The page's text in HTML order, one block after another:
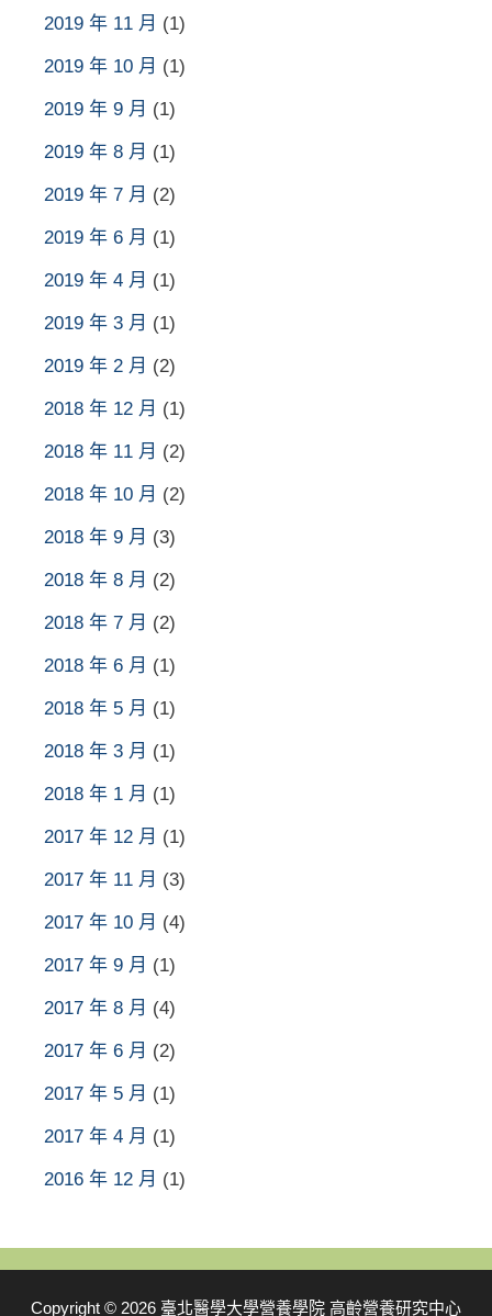
2019 年 11 月 (1)
2019 年 10 月 (1)
2019 年 9 月 (1)
2019 年 8 月 (1)
2019 年 7 月 (2)
2019 年 6 月 (1)
2019 年 4 月 (1)
2019 年 3 月 (1)
2019 年 2 月 (2)
2018 年 12 月 (1)
2018 年 11 月 (2)
2018 年 10 月 (2)
2018 年 9 月 (3)
2018 年 8 月 (2)
2018 年 7 月 (2)
2018 年 6 月 (1)
2018 年 5 月 (1)
2018 年 3 月 (1)
2018 年 1 月 (1)
2017 年 12 月 (1)
2017 年 11 月 (3)
2017 年 10 月 (4)
2017 年 9 月 (1)
2017 年 8 月 (4)
2017 年 6 月 (2)
2017 年 5 月 (1)
2017 年 4 月 (1)
2016 年 12 月 (1)
Copyright © 2026 臺北醫學大學營養學院 高齡營養研究中心